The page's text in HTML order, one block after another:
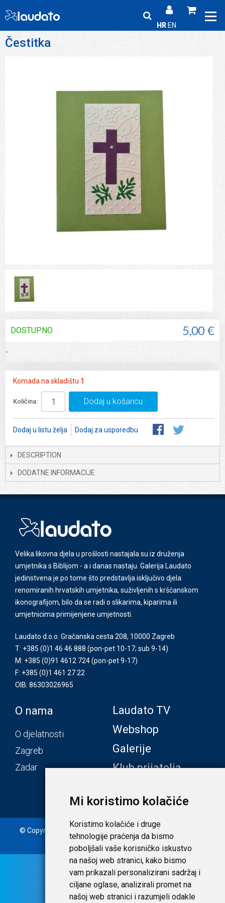
Mi koristimo kolačiće
Koristimo kolačiće i druge
tehnologije praćenja da bismo
poboljšali vaše korisničko iskustvo
na našoj web stranici, kako bismo
vam prikazali personalizirani sadržaj i
ciljane oglase, analizirali promet na
našoj web stranici i razumjeli odakle
HR EN
Čestitka
5,00 €
DOSTUPNO
-
Komada na skladištu 1
Količina: Dodaj u košaricu
Dodaj u listu želja Dodaj za usporedbu
DESCRIPTION
DODATNE INFORMACIJE
Velika likovna djela u prošlosti nastajala su iz druženja
umjetnika s Biblijom - a i danas nastaju. Galerija Laudato
jedinstvena je po tome što predstavlja isključivo djela
renomiranih hrvatskih umjetnika, suživljenih s kršćanskom
ikonografijom, bilo da se radi o slikarima, kiparima ili
umjetnicima primijenjene umjetnosti.
Laudato d.o.o. Gračanska cesta 208, 10000 Zagreb
T: +385 (0)1 46 46 888 (pon-pet 10-17; sub 9-14)
M: +385 (0)91 4612 724(pon-pet 9-17)
F: +385 (0)1 461 27 22
OIB: 86303026965
O nama
O djelatnosti
Zagreb
Zadar
Laudato TV
Webshop
Galerije
Klub prijatelja
© Copyright 2020. Laudato d.o.o. | Tečaj konverzije: 1 EUR =
7,53450 HRK | Uvjeti i privatnost